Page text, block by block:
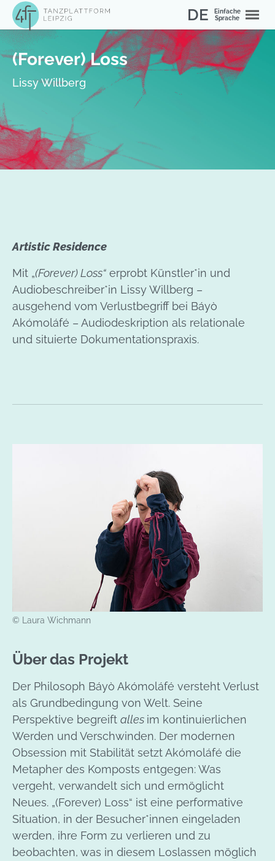
Skip to main content
Skip to page footer DE
Einfache
Sprache
You are here:
Home
(Forever) Loss
Lissy Willberg
Artistic Residence
Mit „(Forever) Loss“ erprobt Künstler*in und
Audiobeschreiber*in Lissy Willberg –
ausgehend vom Verlustbegriff bei Báyò
Akómoláfé – Audiodeskription als relationale
und situierte Dokumentationspraxis.
© Laura Wichmann
Über das Projekt
Der Philosoph Báyò Akómoláfé versteht Verlust
als Grundbedingung von Welt. Seine
Perspektive begreift alles im kontinuierlichen
Werden und Verschwinden. Der modernen
Obsession mit Stabilität setzt Akómoláfé die
Metapher des Komposts entgegen: Was
vergeht, verwandelt sich und ermöglicht
Neues. „(Forever) Loss“ ist eine performative
Situation, in der Besucher*innen eingeladen
werden, ihre Form zu verlieren und zu
beobachten, was in diesem Loslassen möglich